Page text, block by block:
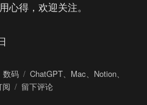
心得，欢迎关注。
数码
标
签
ChatGPT、 Mac、 Notion、
阅
于
留下评论